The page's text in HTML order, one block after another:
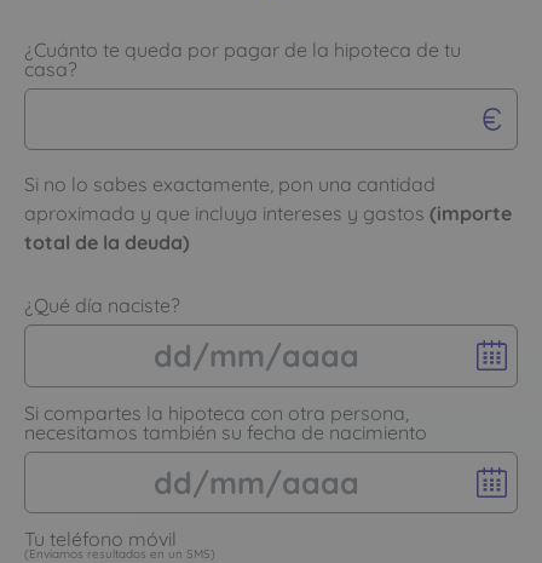
¿Cuánto te queda por pagar de la hipoteca de tu
casa?
Si no lo sabes exactamente, pon una cantidad
aproximada y que incluya intereses y gastos (importe
total de la deuda)
¿Qué día naciste?
Si compartes la hipoteca con otra persona,
necesitamos también su fecha de nacimiento
Tu teléfono móvil
(Enviamos resultados en un SMS)